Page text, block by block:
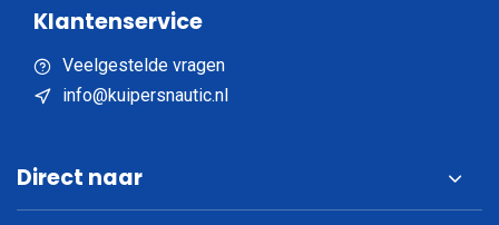
Klantenservice
Veelgestelde vragen
info@kuipersnautic.nl
Direct naar